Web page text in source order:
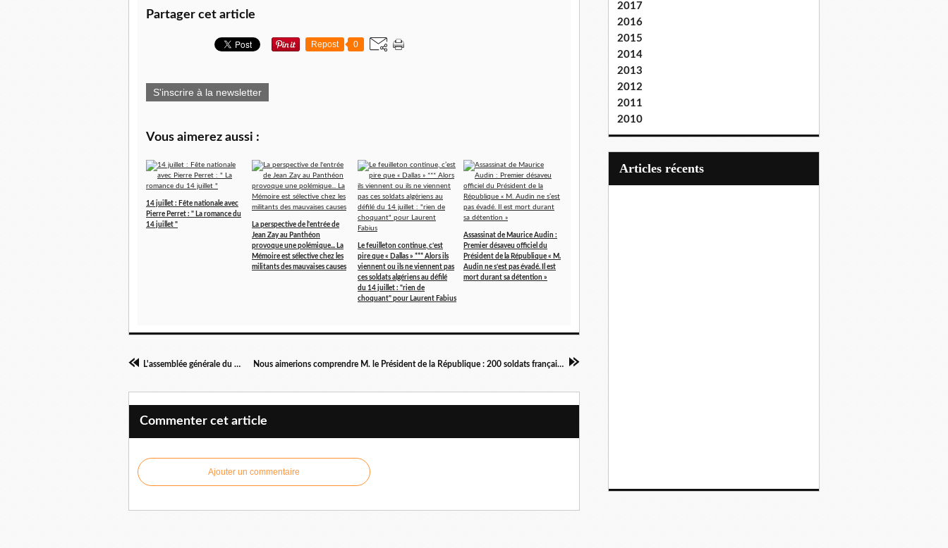
Partager cet article
Repost 0
S'inscrire à la newsletter
Vous aimerez aussi :
14 juillet : Fête nationale avec
Pierre Perret : " La romance du
14 juillet "
La perspective de l'entrée de
Jean Zay au Panthéon
provoque une polémique... La
Mémoire est sélective chez les
militants des mauvaises causes
Le feuilleton continue, c’est
pire que « Dallas » *** Alors ils
viennent ou ils ne viennent pas
ces soldats algériens au défilé
du 14 juillet : "rien de
choquant" pour Laurent Fabius
Assassinat de Maurice Audin :
Premier désaveu officiel du
Président de la République « M.
Audin ne s’est pas évadé. Il est
mort durant sa détention »
L'assemblée générale du Comité FNACA de Chalon Ville (Bourgogne) Nous aimerions comprendre M. le Président de la République : 200 soldats français ont quitté l'Afghanistan le 19 octobre 2011, mais le 28 octobre 2011 : 520 chasseurs haut-savoyards les remplacent
Commenter cet article
Ajouter un commentaire
2017
2016
2015
2014
2013
2012
2011
2010
articles récents